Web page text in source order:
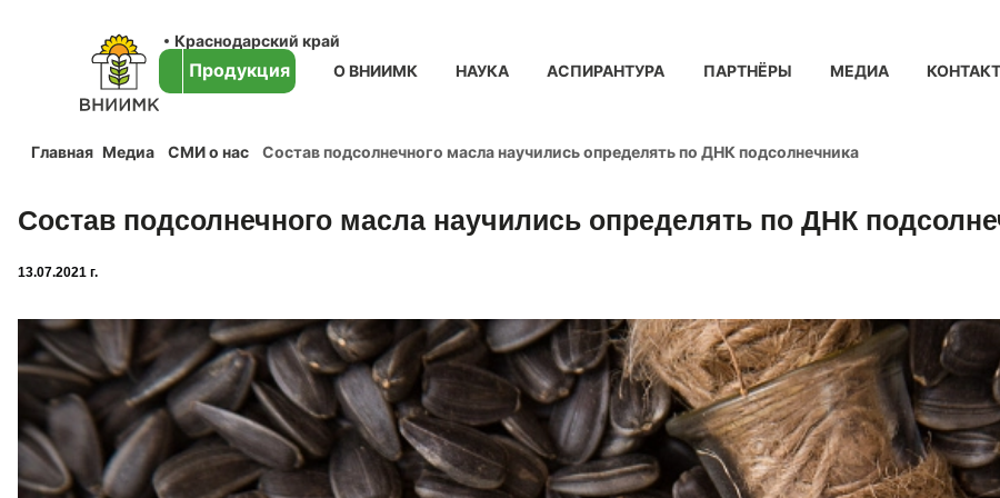
Краснодарский край
Продукция О ВНИИМК НАУКА АСПИРАНТУРА ПАРТНЁРЫ МЕДИА
Главная Медиа СМИ о нас Состав подсолнечного масла научились определять по ДНК подсолнечника
Состав подсолнечного масла научились определять по ДНК
13.07.2021 г.